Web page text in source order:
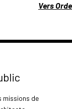
Vers
missions de